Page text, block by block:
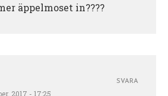
äppelmoset in????
2017 - 17:25
SVARA